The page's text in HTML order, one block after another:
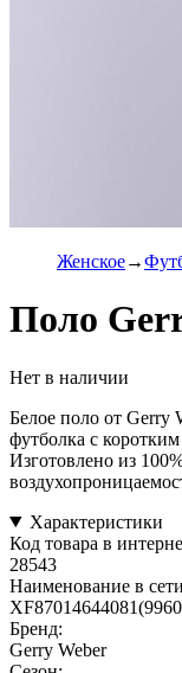
Женское
Поло
Нет в наличии
Белое поло от Gerry
футболка с
Изготовлено из
Характеристики
Код товара в
28543
Наименование в
Бренд:
Gerry Weber